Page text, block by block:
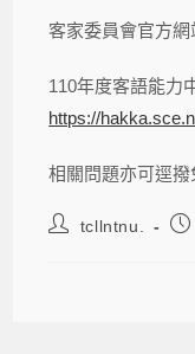
客家委員會官方網
110年度客語能力
https://
相關問題亦可逕撥
tcllntnu.